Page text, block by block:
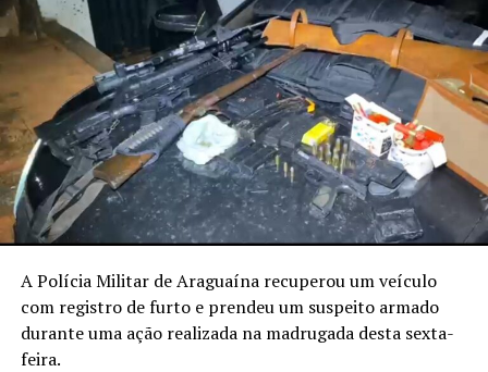
A Polícia Militar de Araguaína recuperou um veículo
com registro de furto e prendeu um suspeito armado
durante uma ação realizada na madrugada desta sexta-
feira.